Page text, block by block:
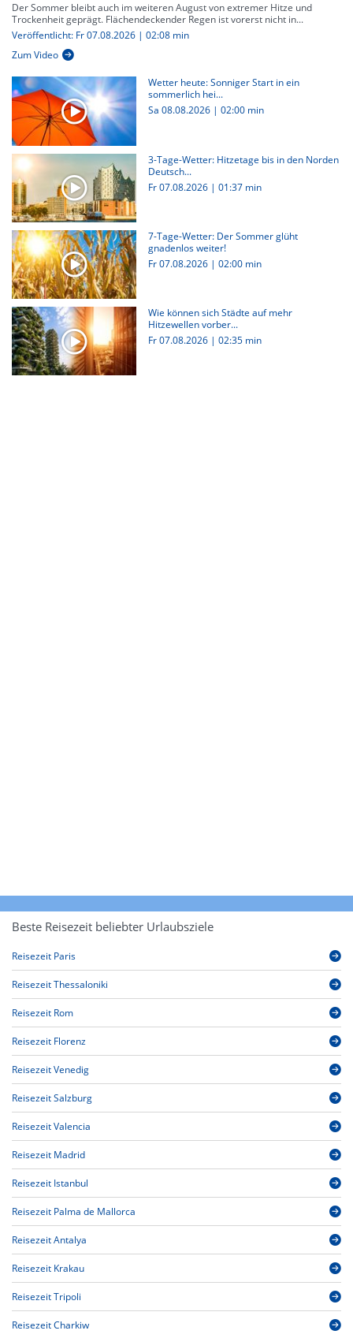
Der Sommer bleibt auch im weiteren August von extremer Hitze und
Trockenheit geprägt. Flächendeckender Regen ist vorerst nicht in...
Veröffentlicht: Fr 07.08.2026 | 02:08 min
Zum Video
Wetter heute: Sonniger Start in ein
sommerlich hei...
Sa 08.08.2026 | 02:00 min
3-Tage-Wetter: Hitzetage bis in den Norden
Deutsch...
Fr 07.08.2026 | 01:37 min
7-Tage-Wetter: Der Sommer glüht
gnadenlos weiter!
Fr 07.08.2026 | 02:00 min
Wie können sich Städte auf mehr
Hitzewellen vorber...
Fr 07.08.2026 | 02:35 min
Beste Reisezeit beliebter Urlaubsziele
Reisezeit Paris
Reisezeit Thessaloniki
Reisezeit Rom
Reisezeit Florenz
Reisezeit Venedig
Reisezeit Salzburg
Reisezeit Valencia
Reisezeit Madrid
Reisezeit Istanbul
Reisezeit Palma de Mallorca
Reisezeit Antalya
Reisezeit Krakau
Reisezeit Tripoli
Reisezeit Charkiw